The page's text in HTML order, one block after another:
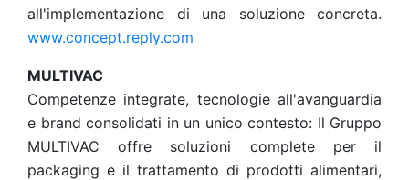
all'implementazione di una soluzione concreta.
www.concept.reply.com
MULTIVAC
Competenze integrate, tecnologie all'avanguardia
e brand consolidati in un unico contesto: Il Gruppo
MULTIVAC offre soluzioni complete per il
packaging e il trattamento di prodotti alimentari,